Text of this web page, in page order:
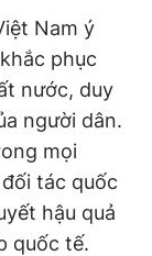
Nam ý
phục
nước, duy
người dân.
mọi
tác quốc
hậu quả
quốc tế.